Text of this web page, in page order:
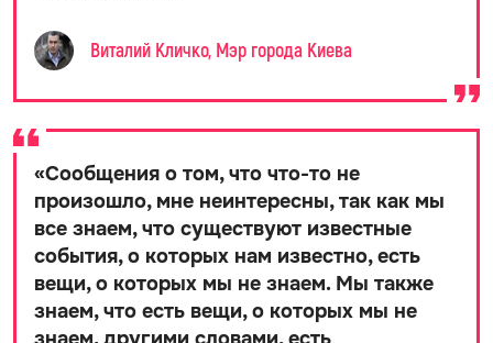
Виталий Кличко, Мэр города Киева
«Сообщения о том, что что-то не
произошло, мне неинтересны, так как мы
все знаем, что существуют известные
события, о которых нам известно, есть
вещи, о которых мы не знаем. Мы также
знаем, что есть вещи, о которых мы не